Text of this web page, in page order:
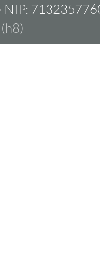
· NIP: